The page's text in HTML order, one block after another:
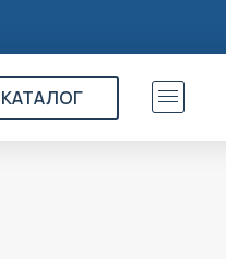
КАТАЛОГ